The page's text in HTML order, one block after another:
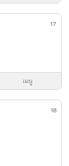
17
เมนู
18